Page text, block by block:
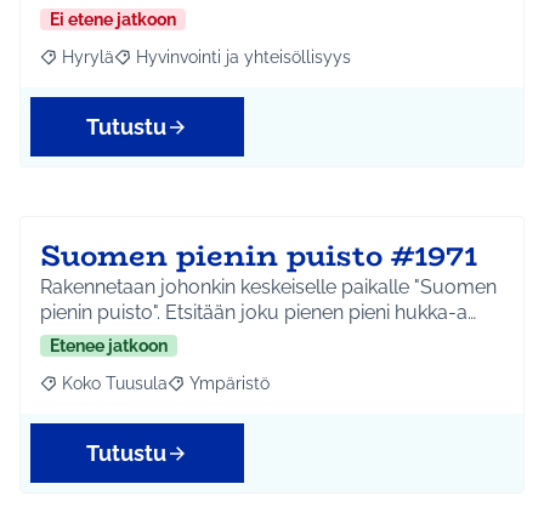
Ei etene jatkoon
Rajaa tulokset aihepiirin mukaan: Hyrylä
Hyrylä Rajaa tulokset teeman mukaan: Hyvinvointi ja
Hyvinvointi ja yhteisöllisyys
Tutustu
Suomen pienin puisto #1971
Rakennetaan johonkin keskeiselle paikalle "Suomen
pienin puisto". Etsitään joku pienen pieni hukka-a…
Etenee jatkoon
Rajaa tulokset aihepiirin mukaan: Koko Tuusula
Koko Tuusula Rajaa tulokset teeman mukaan: Ympäristö
Ympäristö
Tutustu